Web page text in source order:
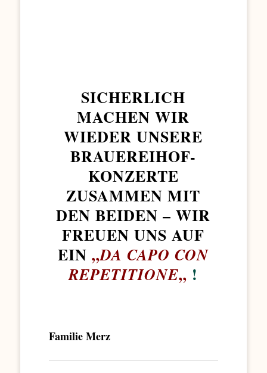
SICHERLICH
MACHEN WIR
WIEDER UNSERE
BRAUEREIHOF-
KONZERTE
ZUSAMMEN MIT
DEN BEIDEN – WIR
FREUEN UNS AUF
EIN „DA CAPO CON
REPETITIONE„ !
Familie Merz